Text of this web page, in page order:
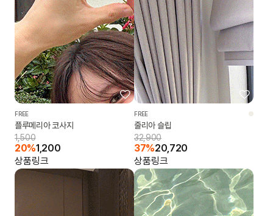
FREE
플루메리아 코사지
1,500
20%1,200
상품링크
FREE
줄리아 슬립
32,900
37%20,720
상품링크